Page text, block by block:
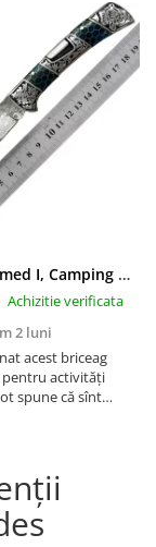
Briceag Ahmed I, Camping & Drumetie, Otel Damasc VG10 Core, Maner Rosu Fosforescent, 22 cm
Achizitie verificata
2 luni
acest briceag
pentru activități
spune că sînt